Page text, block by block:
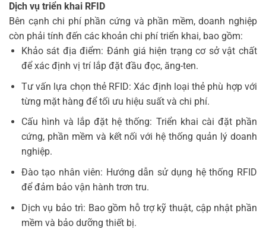
Dịch vụ triển khai RFID
Bên cạnh chi phí phần cứng và phần mềm, doanh nghiệp
còn phải tính đến các khoản chi phí triển khai, bao gồm:
Khảo sát địa điểm: Đánh giá hiện trạng cơ sở vật chất
để xác định vị trí lắp đặt đầu đọc, ăng-ten.
Tư vấn lựa chọn thẻ RFID: Xác định loại thẻ phù hợp với
từng mặt hàng để tối ưu hiệu suất và chi phí.
Cấu hình và lắp đặt hệ thống: Triển khai cài đặt phần
cứng, phần mềm và kết nối với hệ thống quản lý doanh
nghiệp.
Đào tạo nhân viên: Hướng dẫn sử dụng hệ thống RFID
để đảm bảo vận hành trơn tru.
Dịch vụ bảo trì: Bao gồm hỗ trợ kỹ thuật, cập nhật phần
mềm và bảo dưỡng thiết bị.